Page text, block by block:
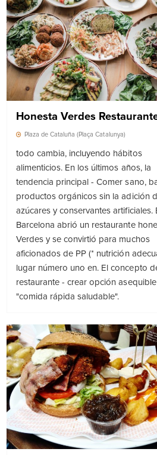
Honesta Verdes
Plaza de Cataluña (Plaça Catalunya)
todo cambia, incluyendo hábitos
alimenticios. En los últimos años, la
tendencia principal - Comer sano,
productos orgánicos sin la adición
azúcares y conservantes artificiales.
Barcelona abrió un restaurante
Verdes y se convirtió para muchos
aficionados de PP (* nutrición
lugar número uno en. El concepto
restaurante - crear opción asequible
"comida rápida saludable".